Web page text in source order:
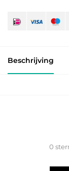
Beschrijving
0